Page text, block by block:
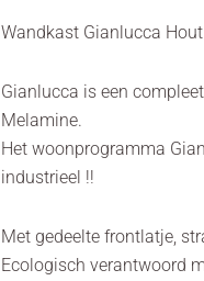
Wandkast Gianlucca
Gianlucca is een
Melamine.
Het woonprogramma
industrieel !!
Met gedeelte frontlatje,
Ecologisch verantwoord